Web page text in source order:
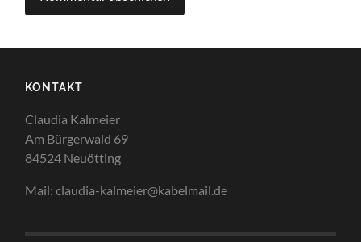
KONTAKT
Claudia Kalmeier
Am Bürgerwald 69
84524 Neuötting
Mail: claudia-kalmeier@kabelmail.de